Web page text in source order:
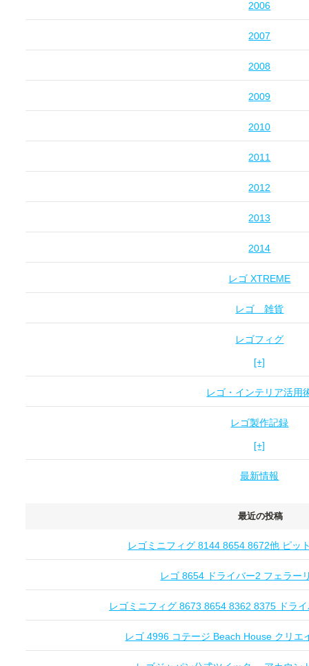
2006
2007
2008
2009
2010
2011
2012
2013
2014
レゴ XTREME
レゴ 雑貨
レゴフィグ
[+]
レゴ・インテリア活用
レゴ製作記録
[+]
最新情報
最近の投稿
レゴミニフィグ 8144 8654 8672他 ピッ
レゴ 8654 ドライバー2 フェラー
レゴミニフィグ 8673 8654 8362 8375 ドラ
レゴ 4996 コテージ Beach House クリエ